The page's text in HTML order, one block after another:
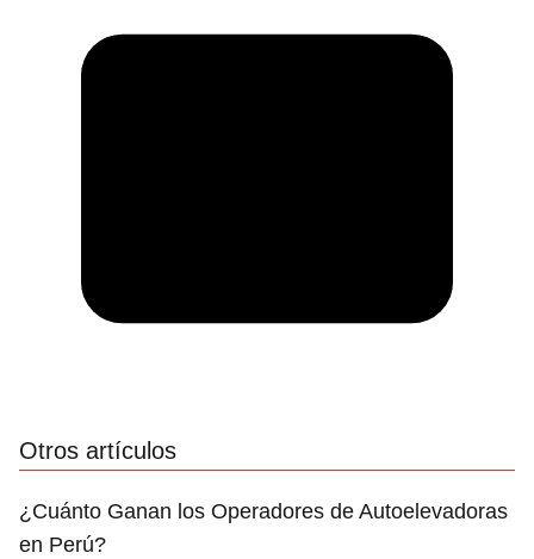
Otros artículos
¿Cuánto Ganan los Operadores de Autoelevadoras
en Perú?